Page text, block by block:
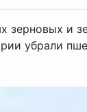
зерновых и
убрали